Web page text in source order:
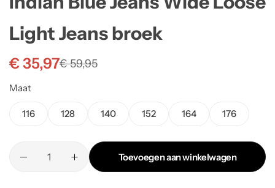
Light Jeans broek
€59,95
€35,97
Maat
116 128 140 152 164 176
Toevoegen aan winkelwagen